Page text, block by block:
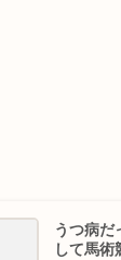
うつ病だ
して馬術